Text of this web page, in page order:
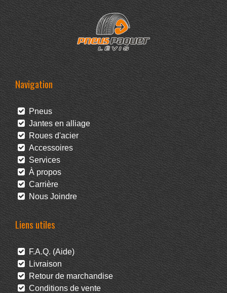
Navigation
Pneus
Jantes en alliage
Roues d'acier
Accessoires
Services
À propos
Carrière
Nous Joindre
Liens utiles
F.A.Q. (Aide)
Livraison
Retour de marchandise
Conditions de vente